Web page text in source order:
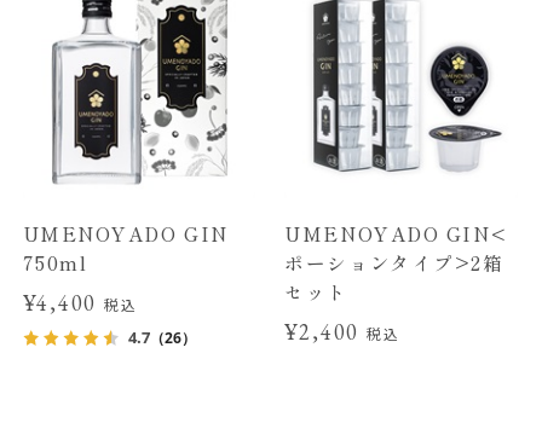
UMENOYADO GIN
750ml
¥4,400税込
4.7（26）
UMENOYADO GIN<
ポーションタイプ>2箱
セット
¥2,400 税込